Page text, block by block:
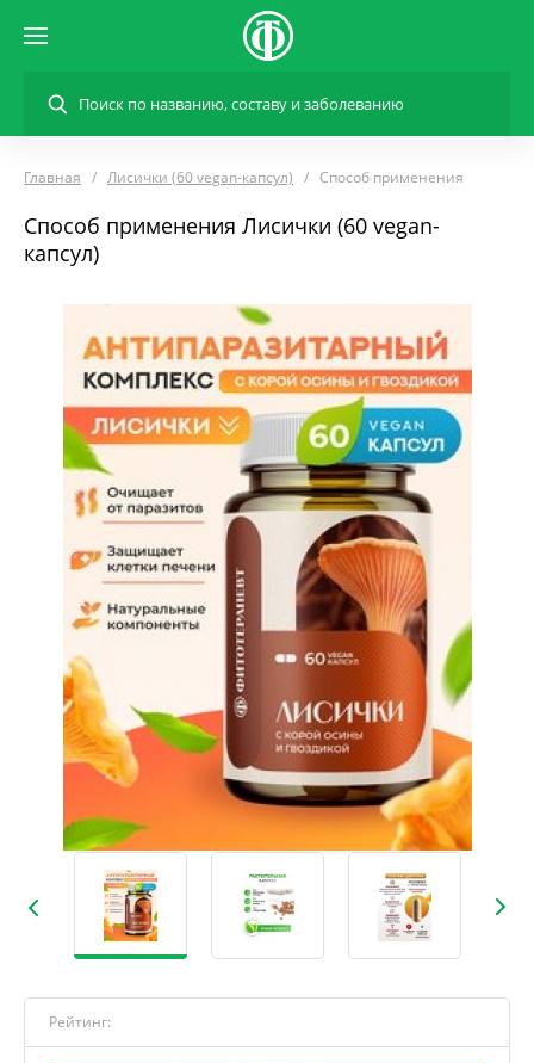
Главная Лисички (60 vegan-капсул) Способ применения
Способ применения Лисички (60 vegan-
капсул)
Рейтинг: